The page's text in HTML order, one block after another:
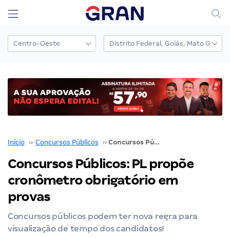
Início ›› Concursos Públicos ›› Concursos Públicos: PL propõe cronômetro obrigatório em provas
Concursos Públicos: PL propõe
cronômetro obrigatório em
provas
Concursos públicos podem ter nova regra para
visualização de tempo dos candidatos!